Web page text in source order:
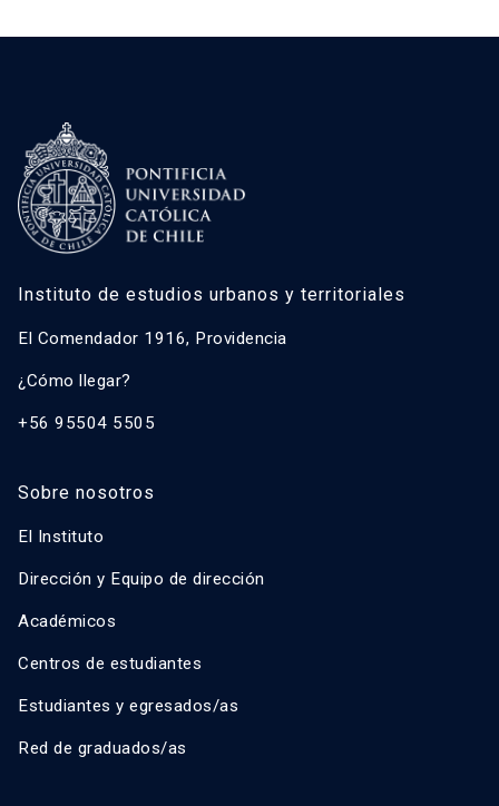
Instituto de estudios urbanos y territoriales
El Comendador 1916, Providencia
¿Cómo llegar?
+56 95504 5505
Sobre nosotros
El Instituto
Dirección y Equipo de dirección
Académicos
Centros de estudiantes
Estudiantes y egresados/as
Red de graduados/as